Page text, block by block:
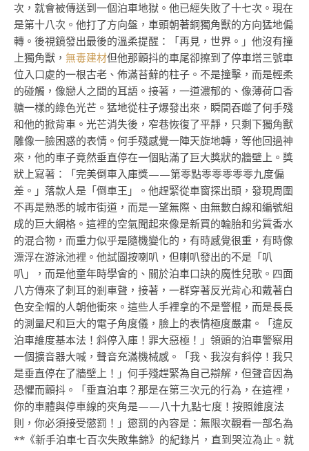
次，就會被傳送到一個泊車地獄。他已經失敗了十七次。現在
是第十八次。他打了方向盤，車頭朝著銅獨角獸的方向猛地偏
轉。後視鏡發出最後的溫柔提醒：「再見，世界。」他沒有撞
上獨角獸， 無毒建材但他那顫抖的車尾卻擦到了停車塔三號車
位入口處的一根古老、佈滿苔蘚的柱子。不是撞擊，而是輕柔
的碰觸，像戀人之間的耳語。接著，一道濃郁的、像薄荷口香
糖一樣的綠色光芒。猛地從柱子爆發出來，瞬間吞噬了何手殘
和他的掀背車。光芒消失後，窄巷恢復了平靜，只剩下獨角獸
雕像一臉困惑的表情。何手殘感覺一陣天旋地轉，等他回過神
來，他的車子竟然垂直停在一個貼滿了巨大獎狀的牆壁上。獎
狀上寫著：「完美倒車入庫獎——第零點零零零零零九度偏
差。」落款人是「倒車王」。他趕緊從車窗探出頭，發現周圍
不再是熟悉的城市街道，而是一望無際、由無數白線和編號組
成的巨大網格。這裡的空氣聞起來像是新買的輪胎和劣質香水
的混合物，而重力似乎是隨機變化的，有時感覺很重，有時像
漂浮在游泳池裡。他試圖按喇叭，但喇叭發出的不是「叭
叭」，而是他童年時學會的、關於泊車口訣的魔性兒歌。四面
八方傳來了刺耳的剎車聲，接著，一群穿著反光背心和戴著白
色安全帽的人朝他衝來。這些人手裡拿的不是警棍，而是長長
的測量尺和巨大的電子角度儀，臉上的表情極度嚴肅。「違反
泊車維度基本法！斜停入庫！罪大惡極！」領頭的泊車警察用
一個擴音器大喊，聲音充滿機械感。「我、我沒有斜停！我只
是垂直停在了牆壁上！」何手殘趕緊為自己辯解，但聲音因為
恐懼而顫抖。「垂直泊車？那是在第三次元的行為，在這裡，
你的車體與停車線的夾角是——八十九點七度！按照維度法
則，你必須接受懲罰！」懲罰的內容是：無限次觀看一部名為
**《新手泊車七百次失敗集錦》的紀錄片，直到哭泣為止。就